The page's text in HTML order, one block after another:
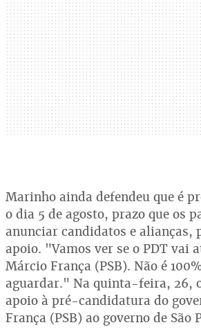
Marinho ainda defendeu que é
o dia 5 de agosto, prazo que os
anunciar candidatos e alianças,
apoio. "Vamos ver se o PDT vai
Márcio França (PSB). Não é
aguardar." Na quinta-feira, 26,
apoio à pré-candidatura do
França (PSB) ao governo de São